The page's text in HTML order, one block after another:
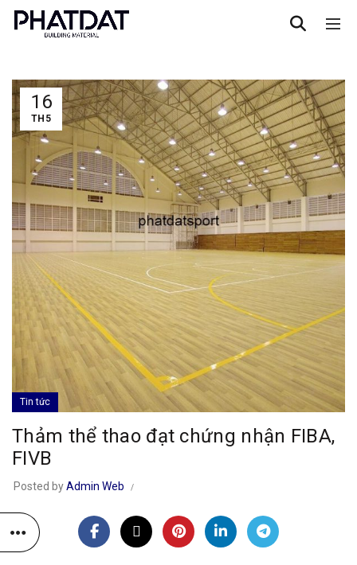
16
TH5
Tin tức
Thảm thể thao đạt chứng nhận FIBA,
FIVB
Posted byAdmin Web